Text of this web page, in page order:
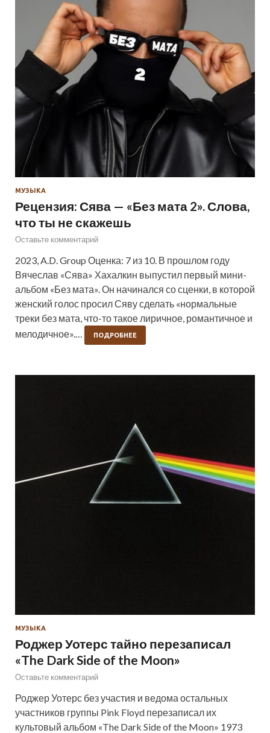
МУЗЫКА
Рецензия: Сява — «Без мата 2». Слова,
что ты не скажешь
Оставьте комментарий
2023, A.D. Group Оценка: 7 из 10. В прошлом году
Вячеслав «Сява» Хахалкин выпустил первый мини-
альбом «Без мата». Он начинался со сценки, в которой
женский голос просил Сяву сделать «нормальные
треки без мата, что-то такое лиричное, романтичное и
мелодичное».…
ПОДРОБНЕЕ
МУЗЫКА
Роджер Уотерс тайно перезаписал
«The Dark Side of the Moon»
Оставьте комментарий
Роджер Уотерс без участия и ведома остальных
участников группы Pink Floyd перезаписал их
культовый альбом «The Dark Side of the Moon» 1973